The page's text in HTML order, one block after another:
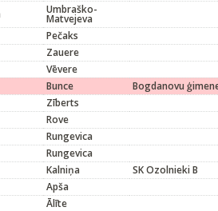
Umbraško-
Matvejeva
Pečaks
Zauere
Vēvere
Bunce
Bogdanovu
Zīberts
Rove
Rungevica
Rungevica
Kalniņa
SK Ozolnieki B
Apša
Ālīte